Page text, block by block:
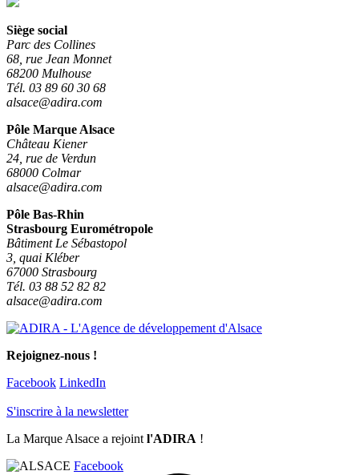
Siège social
Parc des Collines
68, rue Jean Monnet
68200 Mulhouse
Tél. 03 89 60 30 68
alsace@adira.com
Pôle Marque Alsace
Château Kiener
24, rue de Verdun
68000 Colmar
alsace@adira.com
Pôle Bas-Rhin
Strasbourg Eurométropole
Bâtiment Le Sébastopol
3, quai Kléber
67000 Strasbourg
Tél. 03 88 52 82 82
alsace@adira.com
Rejoignez-nous !
Facebook LinkedIn
S'inscrire à la newsletter
La Marque Alsace a rejoint l'ADIRA !
Facebook